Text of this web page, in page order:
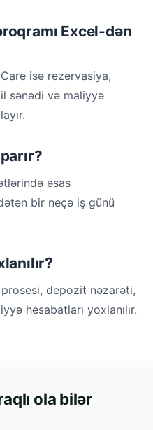
Excel-dən
isə rezervasiya,
sənədi və maliyyə
əsas
bir neçə iş günü
prosesi, depozit nəzarəti,
hesabatları yoxlanılır.
ola bilər